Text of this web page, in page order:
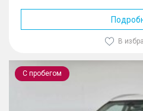
В
С пробегом
Outlander